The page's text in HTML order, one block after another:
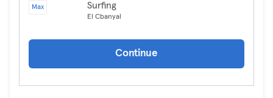
Max Surfing
El Cbanyal
Continue